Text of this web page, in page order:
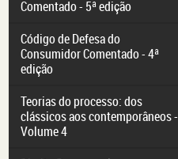
Comentado - 5ª edição
Código de Defesa do
Consumidor Comentado - 4ª
edição
Teorias do processo: dos
clássicos aos contemporâneos -
Volume 4